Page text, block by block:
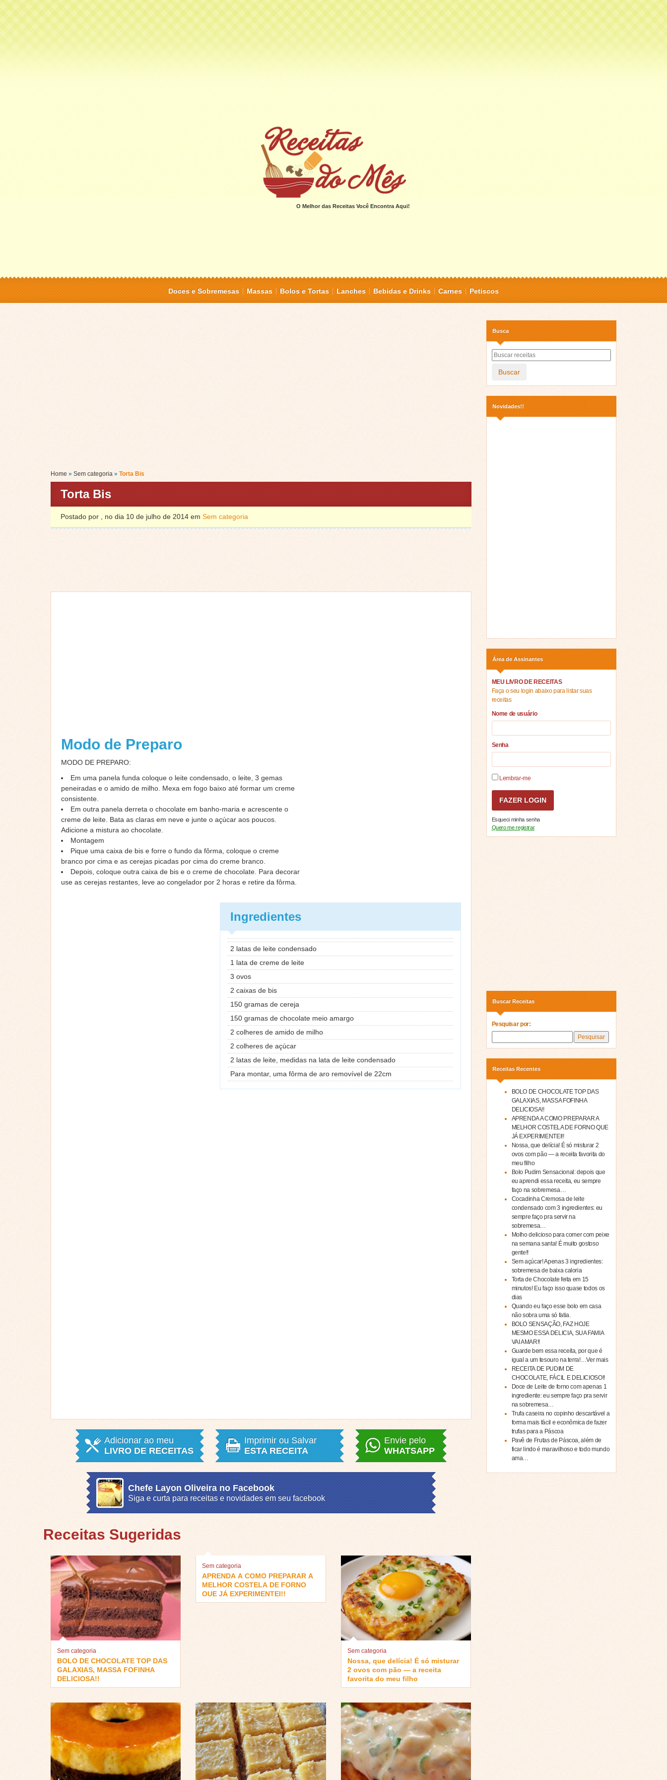
O Melhor das Receitas Você Encontra Aqui!
Doces e Sobremesas Massas Bolos e Tortas Lanches Bebidas e Drinks Carnes Petiscos
Home » Sem categoria » Torta Bis
Torta Bis
Postado por , no dia 10 de julho de 2014 em Sem categoria
Modo de Preparo
MODO DE PREPARO:
Em uma panela funda coloque o leite condensado, o leite, 3 gemas
peneiradas e o amido de milho. Mexa em fogo baixo até formar um creme
consistente.
Em outra panela derreta o chocolate em banho-maria e acrescente o
creme de leite. Bata as claras em neve e junte o açúcar aos poucos.
Adicione a mistura ao chocolate.
Montagem
Pique uma caixa de bis e forre o fundo da fôrma, coloque o creme
branco por cima e as cerejas picadas por cima do creme branco.
Depois, coloque outra caixa de bis e o creme de chocolate. Para decorar
use as cerejas restantes, leve ao congelador por 2 horas e retire da fôrma.
Ingredientes
2 latas de leite condensado
1 lata de creme de leite
3 ovos
2 caixas de bis
150 gramas de cereja
150 gramas de chocolate meio amargo
2 colheres de amido de milho
2 colheres de açúcar
2 latas de leite, medidas na lata de leite condensado
Para montar, uma fôrma de aro removível de 22cm
Adicionar ao meu
LIVRO DE RECEITAS
Imprimir ou Salvar
ESTA RECEITA
Envie pelo
WHATSAPP
Chefe Layon Oliveira no Facebook
Siga e curta para receitas e novidades em seu facebook
Receitas Sugeridas
Sem categoria
BOLO DE CHOCOLATE TOP DAS
GALAXIAS, MASSA FOFINHA
DELICIOSA!!
Sem categoria
APRENDA A COMO PREPARAR A
MELHOR COSTELA DE FORNO
QUE JÁ EXPERIMENTEI!!
Sem categoria
Nossa, que delícia! É só misturar
2 ovos com pão — a receita
favorita do meu filho
Busca
Buscar
Novidades!!
Área de Assinantes
MEU LIVRO DE RECEITAS
Faça o seu login abaixo para listar suas
receitas
Nome de usuário
Senha
Lembrar-me
Esqueci minha senha
Quero me registrar
Buscar Receitas
Pesquisar por:
Receitas Recentes
BOLO DE CHOCOLATE TOP DAS
GALAXIAS, MASSA FOFINHA
DELICIOSA!!
APRENDA A COMO PREPARAR A
MELHOR COSTELA DE FORNO QUE
JÁ EXPERIMENTEI!!
Nossa, que delícia! É só misturar 2
ovos com pão — a receita favorita do
meu filho
Bolo Pudim Sensacional: depois que
eu aprendi essa receita, eu sempre
faço na sobremesa…
Cocadinha Cremosa de leite
condensado com 3 ingredientes: eu
sempre faço pra servir na
sobremesa…
Molho delicioso para comer com peixe
na semana santa! É muito gostoso
gente!!
Sem açúcar! Apenas 3 ingredientes:
sobremesa de baixa caloria
Torta de Chocolate feita em 15
minutos! Eu faço isso quase todos os
dias
Quando eu faço esse bolo em casa
não sobra uma só fatia.
BOLO SENSAÇÃO, FAZ HOJE
MESMO ESSA DELICIA, SUA FAMIA
VAI AMAR!!
Guarde bem essa receita, por que é
igual a um tesouro na terra!…Ver mais
RECEITA DE PUDIM DE
CHOCOLATE, FÁCIL E DELICIOSO!!
Doce de Leite de forno com apenas 1
ingrediente: eu sempre faço pra servir
na sobremesa…
Trufa caseira no copinho descartável a
forma mais fácil e econômica de fazer
trufas para a Páscoa
Pavê de Frutas de Páscoa, além de
ficar lindo é maravilhoso e todo mundo
ama…